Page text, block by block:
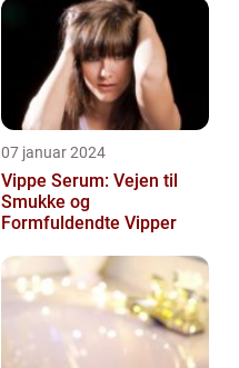
07 januar 2024
Vippe Serum: Vejen til
Smukke og
Formfuldendte Vipper